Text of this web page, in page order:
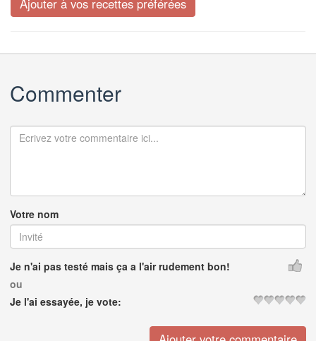
Commenter
Votre nom
Je n'ai pas testé mais ça a l'air rudement bon!
ou
Je l'ai essayée, je vote: